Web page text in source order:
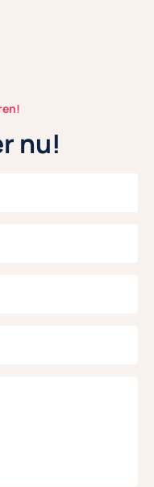
nu!